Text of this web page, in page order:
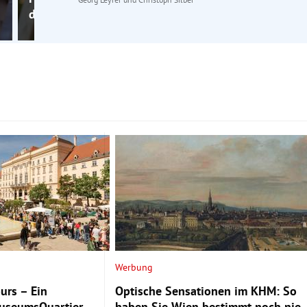
der erste Kuss“
– Ein
Werbung
Optische Sensationen im KHM: So